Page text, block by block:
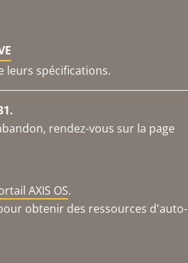
leurs spécifications.
rendez-vous sur la page
AXIS OS.
obtenir des ressources d'auto-